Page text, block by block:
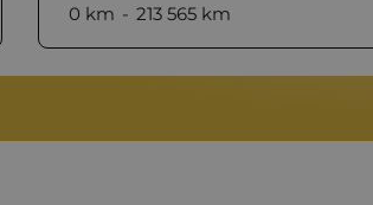
0 km - 213 565 km